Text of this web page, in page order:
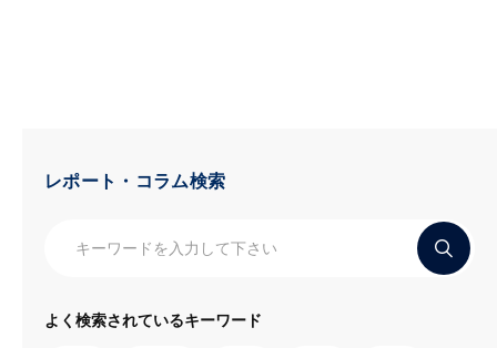
レポート・コラム検索
よく検索されているキーワード